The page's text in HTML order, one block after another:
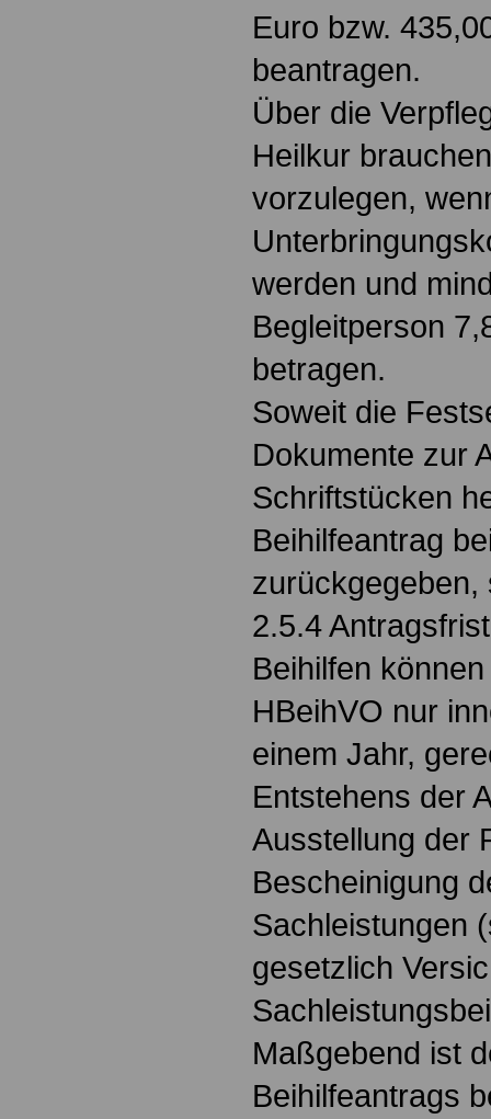
Euro bzw.
beantragen.
Über die
Heilkur
vorzulegen,
werden und
Begleitperson
betragen.
Soweit die
Dokumente zur
Schriftstücken
Beihilfeantrag
2.5.4 Antragsfrist
Beihilfen
HBeihVO nur
einem Jahr,
Entstehens der
Ausstellung der
Bescheinigung
Sachleistungen
gesetzlich
Maßgebend ist
Beihilfeantrags